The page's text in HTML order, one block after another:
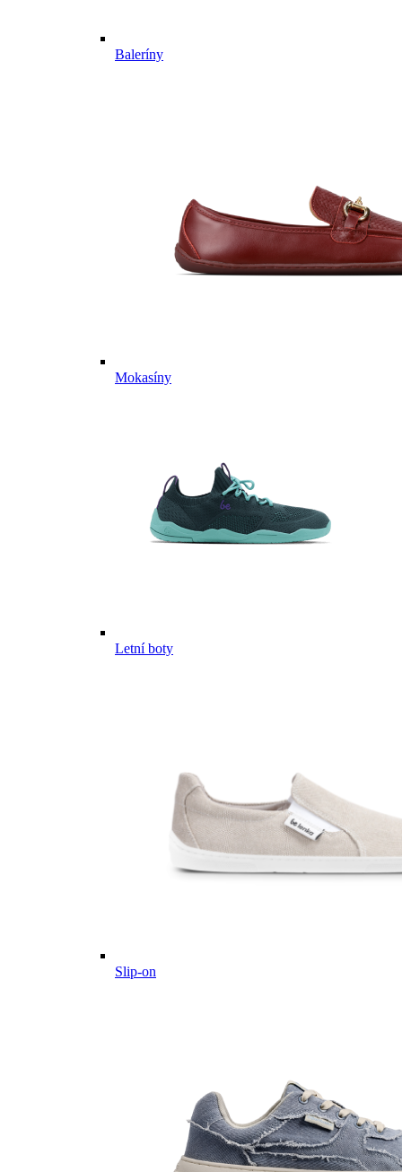
Baleríny
Mokasíny
Letní boty
Slip-on